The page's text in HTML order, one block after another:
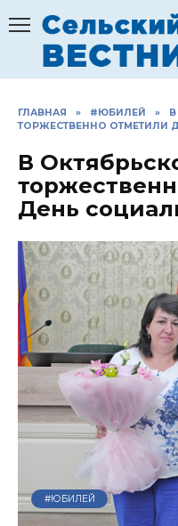
содержанию
ГЛАВНАЯ » #ЮБИЛЕЙ »
ТОРЖЕСТВЕННО ОТМЕТИЛИ
В
День
#ЮБИЛЕЙ